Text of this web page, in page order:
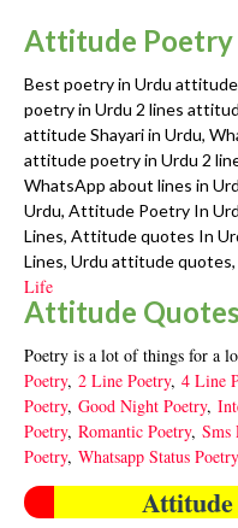
Attitude Poetry
Best poetry in Urdu
poetry in Urdu 2 lines
attitude Shayari in Urdu,
attitude poetry in Urdu 2
WhatsApp about lines in
Urdu, Attitude Poetry In
Lines, Attitude quotes In
Lines, Urdu attitude
Life
Attitude
Poetry is a lot of things for a
Poetry, 2 Line Poetry, 4 Line
Poetry, Good Night Poetry,
Poetry, Romantic Poetry, Sms
Poetry, Whatsapp Status Poetry